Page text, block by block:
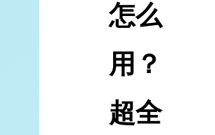
怎么
用？
超全